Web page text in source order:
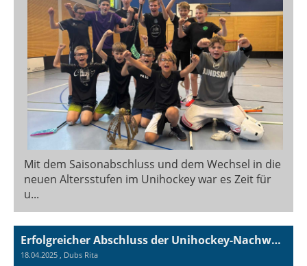
Mit dem Saisonabschluss und dem Wechsel in die
neuen Altersstufen im Unihockey war es Zeit für
u...
Erfolgreicher Abschluss der Unihockey-Nachwuchsabteilung der Sport Union Hildisrieden
18.04.2025 , Dubs Rita